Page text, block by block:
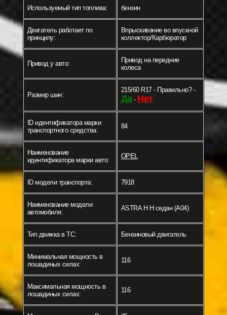
Используемый тип топлива: бензин
Двигатель работает по
принципу:
Впрыскивание во впускной
коллектор/Карбюратор
Привод у авто:
Привод на передние
колеса
Размер шин:
215/60 R17 - Правильно? -
Да- Нет
ID идентификатора марки
транспортного средства:
84
Наименование
идентификатора марки авто:
OPEL
ID модели транспорта: 7918
Наименование модели
автомобиля:
ASTRA H H седан (A04)
Тип движка в ТС: Бензиновый двигатель
Минимальная мощность в
лошадиных силах:
116
Максимальная мощность в
лошадиных силах:
116